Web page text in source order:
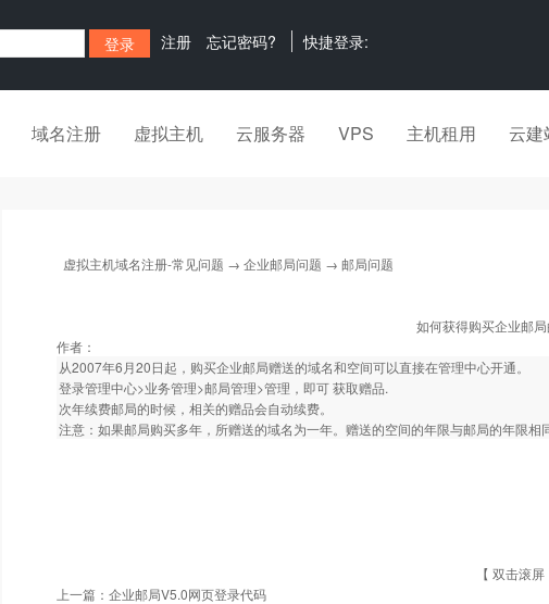
注册 忘记密码? 快捷登录:
域名注册 虚拟主机 云服务器 VPS 主机租用 云建
虚拟主机域名注册-常见问题 → 企业邮局问题 → 邮局问题
如何获得购买企业邮局
作者：
从2007年6月20日起，购买企业邮局赠送的域名和空间可以直接在管理中心开通。
登录管理中心>业务管理>邮局管理>管理，即可 获取赠品.
次年续费邮局的时候，相关的赠品会自动续费。
注意：如果邮局购买多年，所赠送的域名为一年。赠送的空间的年限与邮局的年限相同
【 双击滚
上一篇： 企业邮局V5.0网页登录代码